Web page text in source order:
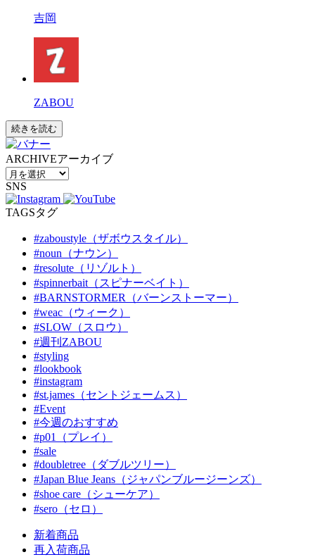
吉岡
ZABOU
続きを読む
ARCHIVEアーカイブ
SNS
TAGSタグ
#zaboustyle（ザボウスタイル）
#noun（ナウン）
#resolute（リゾルト）
#spinnerbait（スピナーベイト）
#BARNSTORMER（バーンストーマー）
#weac（ウィーク）
#SLOW（スロウ）
#週刊ZABOU
#styling
#lookbook
#instagram
#st.james（セントジェームス）
#Event
#今週のおすすめ
#p01（プレイ）
#sale
#doubletree（ダブルツリー）
#Japan Blue Jeans（ジャパンブルージーンズ）
#shoe care（シューケア）
#sero（セロ）
新着商品
再入荷商品